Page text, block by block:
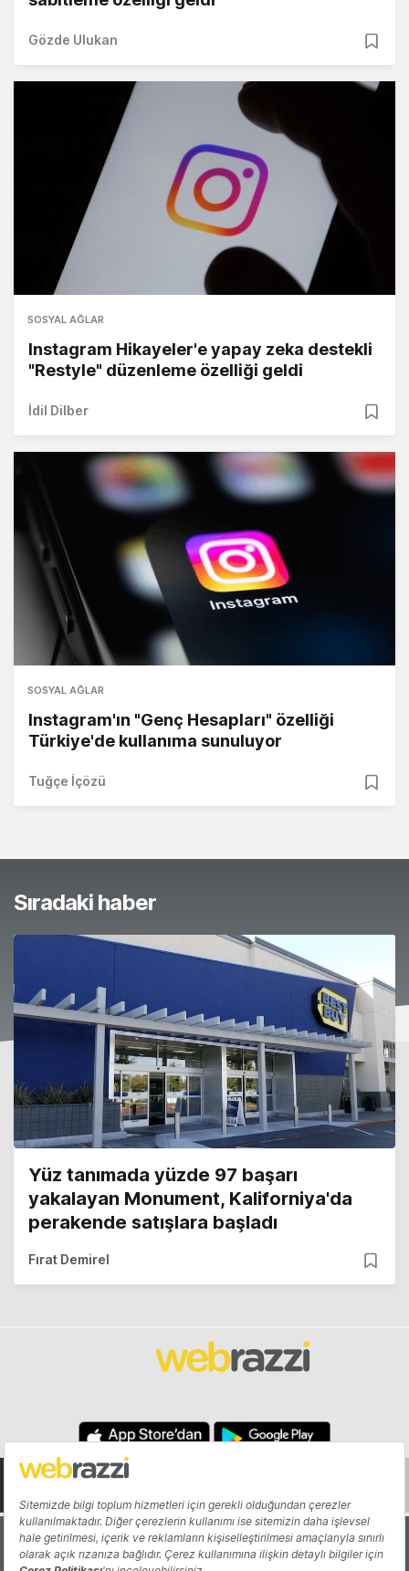
Gözde Ulukan
SOSYAL AĞLAR
Instagram Hikayeler'e yapay zeka destekli
"Restyle" düzenleme özelliği geldi
İdil Dilber
SOSYAL AĞLAR
Instagram'ın "Genç Hesapları" özelliği
Türkiye'de kullanıma sunuluyor
Tuğçe İçözü
Sıradaki haber
Yüz tanımada yüzde 97 başarı
yakalayan Monument, Kaliforniya'da
perakende satışlara başladı
Fırat Demirel
Hakkında Yazarlar